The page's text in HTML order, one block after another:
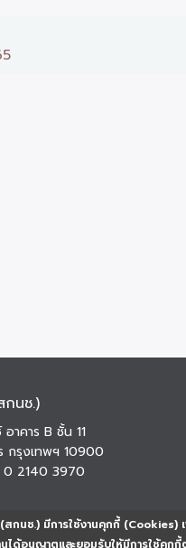
กนช.) มีการใช้งานคุกกี้ (Cookies)
นได้อนุญาตและยอมรับให้มีการใช้คุ
กนช.)
าคาร B ชั้น 11
กรุงเทพฯ 10900
0 2140 3970